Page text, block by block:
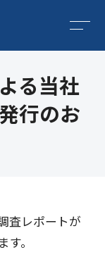
よる当社
発行のお
査レポートが
。